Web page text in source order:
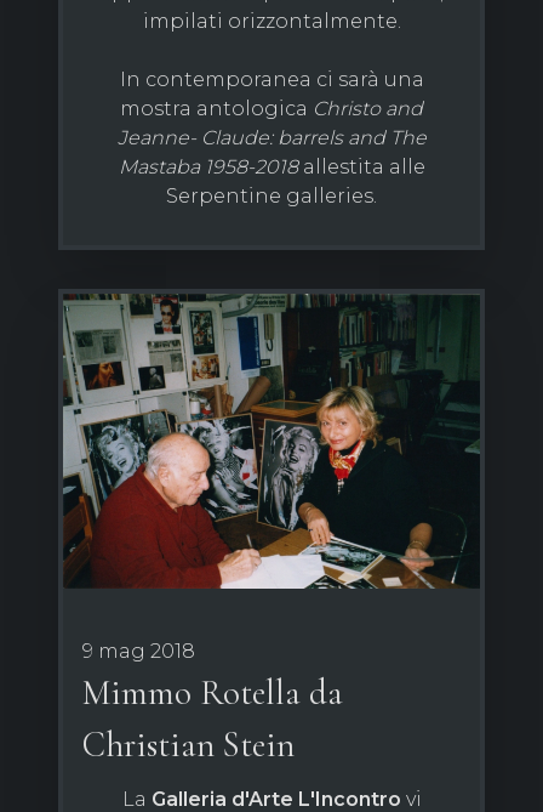
impilati orizzontalmente.
In contemporanea ci sarà una
mostra antologica Christo and
Jeanne- Claude: barrels and The
Mastaba 1958-2018allestita alle
Serpentine galleries.
9 mag 2018
Mimmo Rotella da
Christian Stein
La Galleria d'Arte L'Incontro vi